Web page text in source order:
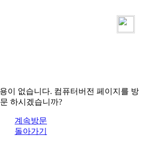
이 없습니다. 컴퓨터버전 페이지를 방
문 하시겠습니까?
계속방문
돌아가기